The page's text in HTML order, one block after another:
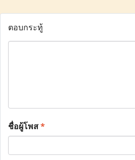
ตอบกระทู้
ชื่อผู้โพส*